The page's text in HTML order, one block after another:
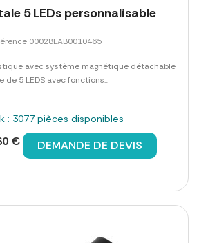
5 LEDs personnalisable
00028LAB0010465
avec système magnétique détachable
de 5 LEDS avec fonctions...
: 3077 pièces disponibles
€ DEMANDE DE DEVIS